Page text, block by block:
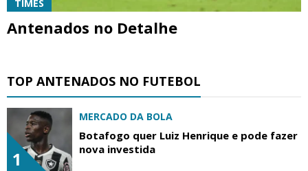
TIMES
Antenados no Detalhe
TOP ANTENADOS NO FUTEBOL
1
MERCADO DA BOLA
Botafogo quer Luiz Henrique e pode fazer
nova investida